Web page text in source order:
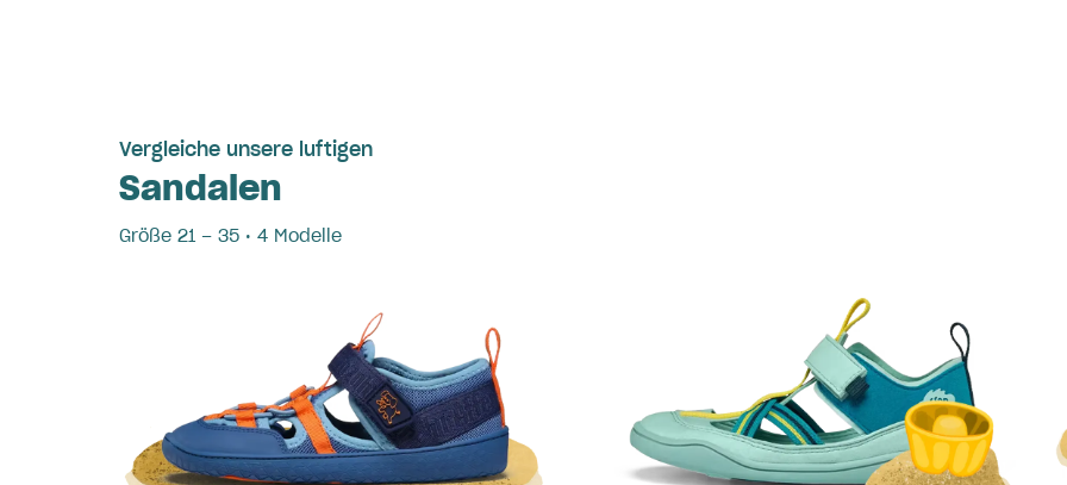
Vergleiche unsere luftigen
Sandalen
Größe 21 – 35 • 4 Modelle